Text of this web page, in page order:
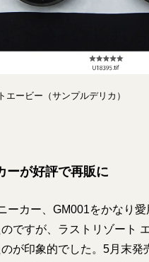
ービー（サンプルデリカ）
ーが好評で再販に
ーカー、GM001をかなり
ですが、ラストリゾート
が印象的でした。5月末